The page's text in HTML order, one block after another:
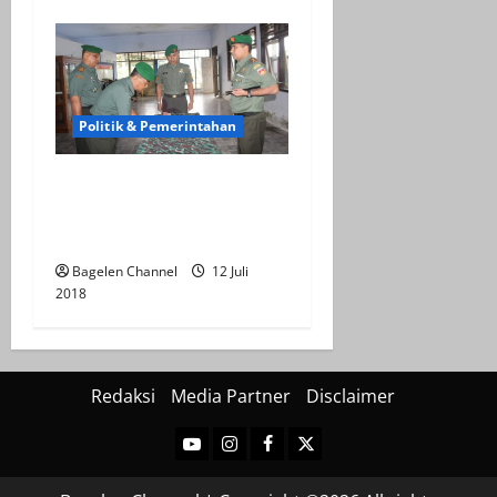
Politik & Pemerintahan
Bagelen Channel
12 Juli
2018
Redaksi Media Partner Disclaimer
YoutubeInstagram
Facebook
Twitter